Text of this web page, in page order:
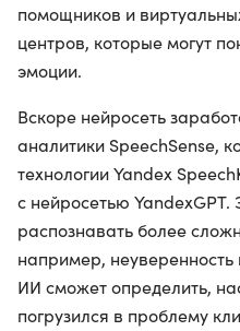
помощников и
центров, которые могут
эмоции.
Вскоре нейросеть
аналитики SpeechSense,
технологии Yandex
с нейросетью YandexGPT.
распознавать более
например,
ИИ сможет определить,
погрузился в проблему